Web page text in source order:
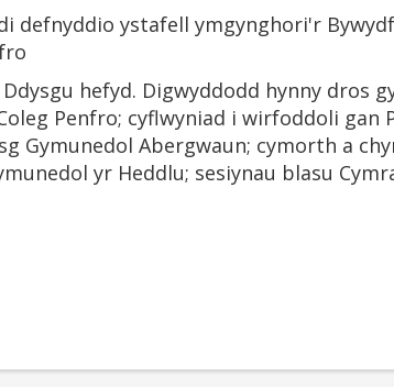
defnyddio ystafell ymgynghori'r
hefyd. Digwyddodd hynny dros
Penfro; cyflwyniad i wirfoddoli gan
Gymunedol Abergwaun; cymorth a
yr Heddlu; sesiynau blasu